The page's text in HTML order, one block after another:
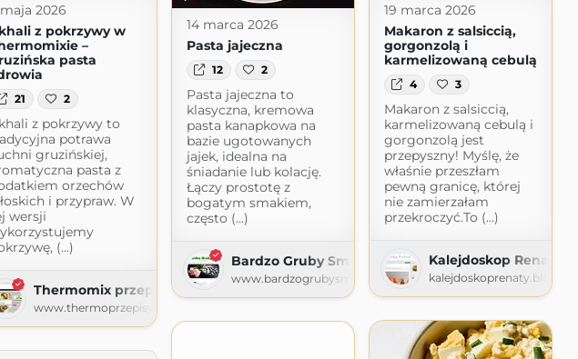
2026
z pokrzywy w
–
pasta
21 2
z pokrzywy to
potrawa
gruzińskiej,
pasta z
orzechów
i przypraw. W
wersji
(...)
Thermomix przepisy
www.thermoprzepisy.pl
19 marca 2026
Makaron z salsiccią,
gorgonzolą i
karmelizowaną cebulą
4 3
Makaron z salsiccią,
karmelizowaną cebulą i
gorgonzolą jest
przepyszny! Myślę, że
właśnie przeszłam
pewną granicę, której
nie zamierzałam
przekroczyć.To (...)
Kalejdoskop Renaty
14 marca 2026
Pasta jajeczna
12 2
Pasta jajeczna to
klasyczna, kremowa
pasta kanapkowa na
bazie ugotowanych
jajek, idealna na
śniadanie lub kolację.
Łączy prostotę z
bogatym smakiem,
często (...)
Bardzo Gruby Smok
www.bardzogrubysmok.pl